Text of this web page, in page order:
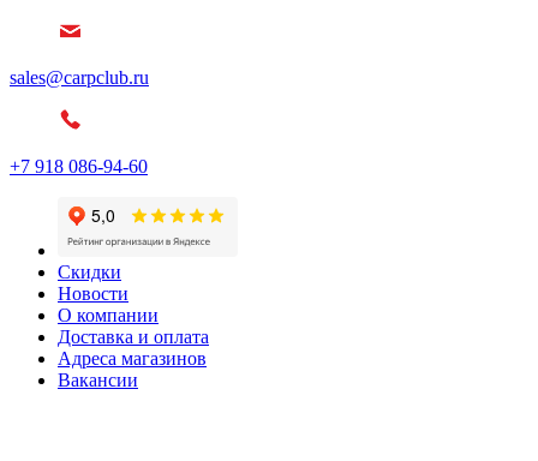
sales@carpclub.ru
+7 918 086-94-60
Скидки
Новости
О компании
Доставка и оплата
Адреса магазинов
Вакансии